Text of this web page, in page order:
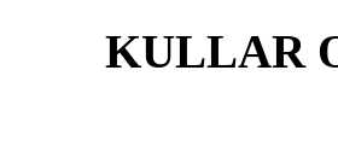
KULLAR